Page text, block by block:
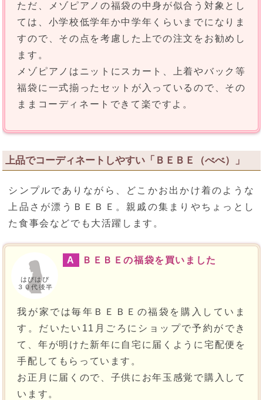
ただ、メゾピアノの福袋の中身が似合う対象とし
ては、小学校低学年か中学年くらいまでになりま
すので、その点を考慮した上での注文をお勧めし
ます。
メゾピアノはニットにスカート、上着やバック等
福袋に一式揃ったセットが入っているので、その
ままコーディネートできて楽ですよ。
上品でコーディネートしやすい「ＢＥＢＥ（べべ）」
シンプルでありながら、どこかお出かけ着のような
上品さが漂うＢＥＢＥ。親戚の集まりやちょっとし
た食事会などでも大活躍します。
はぴはぴ
３０代後半
A ＢＥＢＥの福袋を買いました
我が家では毎年ＢＥＢＥの福袋を購入していま
す。だいたい11月ごろにショップで予約ができ
て、年が明けた新年に自宅に届くように宅配便を
手配してもらっています。
お正月に届くので、子供にお年玉感覚で購入して
います。